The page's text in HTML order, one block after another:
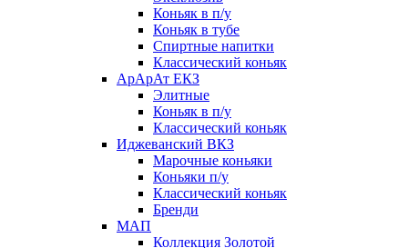
Коньяк в п/у
Коньяк в тубе
Спиртные напитки
Классический коньяк
АрАрАт ЕКЗ
Элитные
Коньяк в п/у
Классический коньяк
Иджеванский ВКЗ
Марочные коньяки
Коньяки п/у
Классический коньяк
Бренди
МАП
Коллекция Золотой